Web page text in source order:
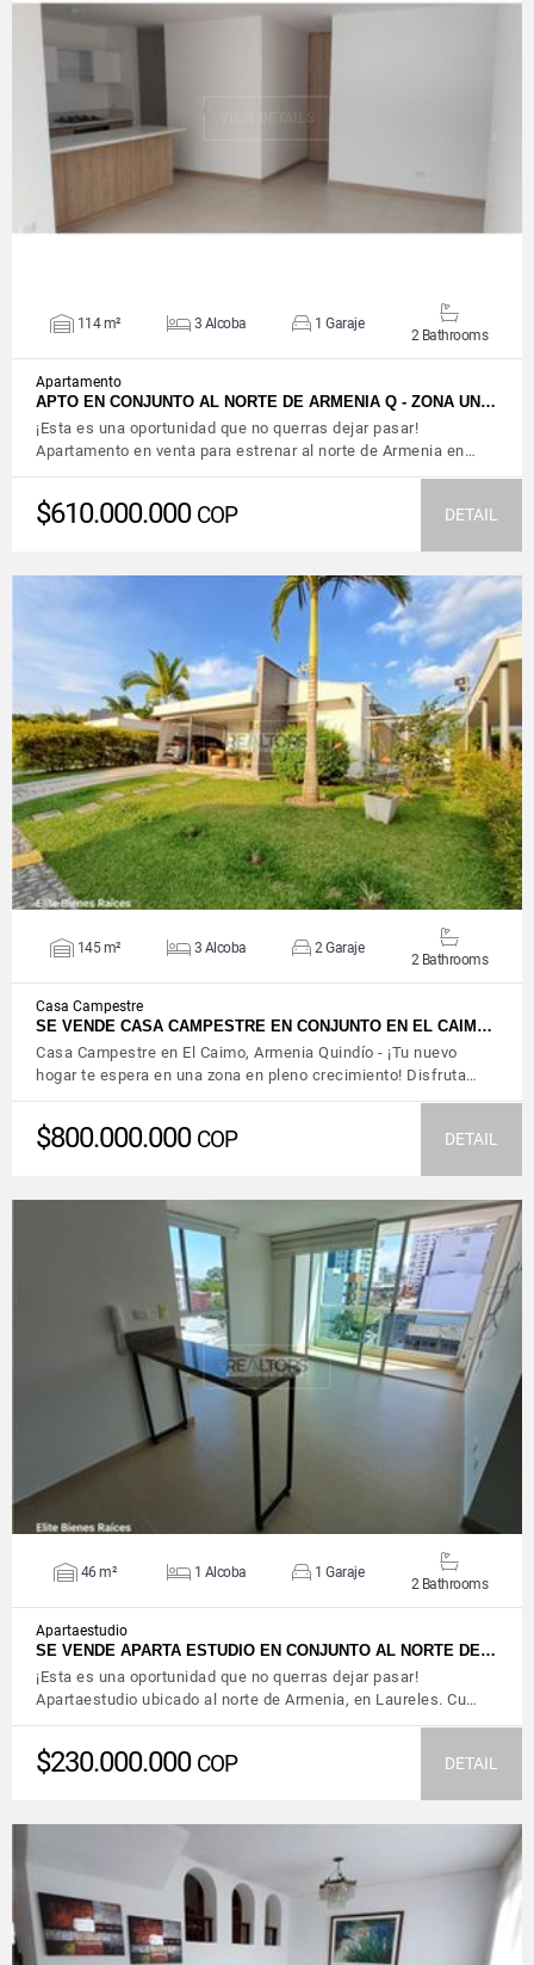
VIEW DETAILS
114 m² 3 Alcoba 1 Garaje
2 Bathrooms
Apartamento
APTO EN CONJUNTO AL NORTE DE ARMENIA Q - ZONA UN…
¡Esta es una oportunidad que no querras dejar pasar!
Apartamento en venta para estrenar al norte de Armenia en…
$610.000.000 COP DETAIL
VIEW DETAILS
145 m² 3 Alcoba 2 Garaje
2 Bathrooms
Casa Campestre
SE VENDE CASA CAMPESTRE EN CONJUNTO EN EL CAIM…
Casa Campestre en El Caimo, Armenia Quindío - ¡Tu nuevo
hogar te espera en una zona en pleno crecimiento! Disfruta…
$800.000.000 COP DETAIL
VIEW DETAILS
46 m² 1 Alcoba 1 Garaje
2 Bathrooms
Apartaestudio
SE VENDE APARTA ESTUDIO EN CONJUNTO AL NORTE DE…
¡Esta es una oportunidad que no querras dejar pasar!
Apartaestudio ubicado al norte de Armenia, en Laureles. Cu…
$230.000.000 COP DETAIL